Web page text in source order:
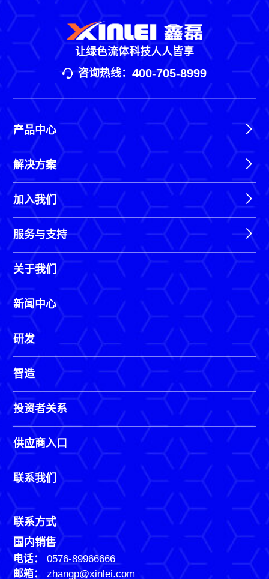
让绿色流体科技人人皆享
咨询热线： 400-705-8999
产品中心
解决方案
加入我们
服务与支持
关于我们
新闻中心
研发
智造
投资者关系
供应商入口
联系我们
联系方式
国内销售
电话：
0576-89966666
邮箱：
zhangp@xinlei.com